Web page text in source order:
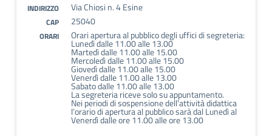
INDIRIZZO Via Chiosi n. 4 Esine
CAP 25040
ORARI Orari apertura al pubblico degli uffici di segreteria:
Lunedì dalle 11.00 alle 13.00
Martedì dalle 11.00 alle 15.00
Mercoledì dalle 11.00 alle 15.00
Giovedì dalle 11.00 alle 15.00
Venerdì dalle 11.00 alle 13.00
Sabato dalle 11.00 alle 13.00
La segreteria riceve solo su appuntamento.
Nei periodi di sospensione dell’attività didattica
l’orario di apertura al pubblico sarà dal Lunedì al
Venerdì dalle ore 11.00 alle ore 13.00